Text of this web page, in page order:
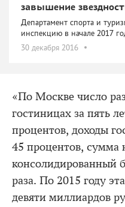
завышение
Департамент спорта и
инспекцию в начале 2017
30 декабря 2016
«По Москве число
гостиницах за пять
процентов, доходы
45 процентов, сумма
консолидированный
раза. По 2015 году
девяти миллиардов